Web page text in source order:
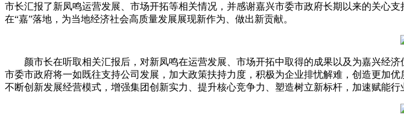
市长汇报了新凤鸣运营发展、市场开拓等相关情况，并感谢嘉兴市委市政府长期以来的关心
在“嘉”落地，为当地经济社会高质量发展展现新作为、做出新贡献。
颜市长在听取相关汇报后，对新凤鸣在运营发展、市场开拓中取得的成果以及为嘉兴经
市委市政府将一如既往支持公司发展，加大政策扶持力度，积极为企业排忧解难，创造更加
不断创新发展经营模式，增强集团创新实力、提升核心竞争力、塑造树立新标杆，加速赋能行